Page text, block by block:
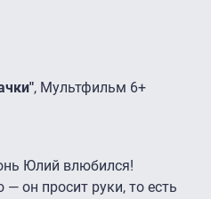
, Мультфильм 6+
Юлий влюбился!
— он просит руки, то есть